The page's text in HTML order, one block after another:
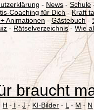
- News - Schule
Coaching für Dich - Kraft
Animationen - Gästebuch -
- Rätselverzeichnis-Wie
braucht
H - I -J - KI-Bilder - L- M- N